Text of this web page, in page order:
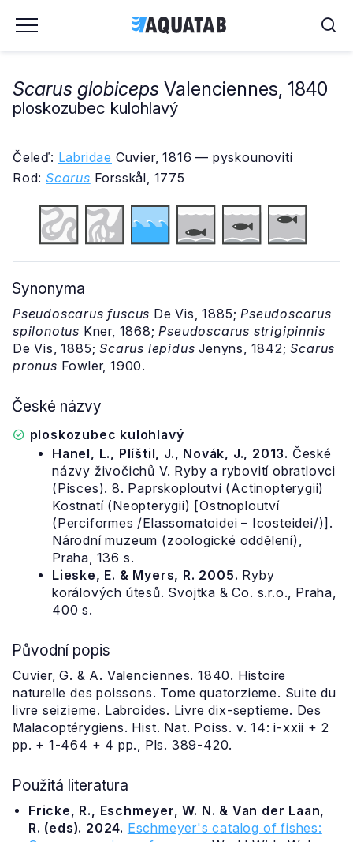
Scarus globiceps Valenciennes, 1840
ploskozubec kulohlavý
Čeleď: Labridae Cuvier, 1816 — pyskounovití
Rod: Scarus Forsskål, 1775
Synonyma
Pseudoscarus fuscus De Vis, 1885;Pseudoscarus
spilonotus Kner, 1868;Pseudoscarus strigipinnis
De Vis, 1885;Scarus lepidus Jenyns, 1842;Scarus
pronus Fowler, 1900.
České názvy
ploskozubec kulohlavý
Hanel, L., Plíštil, J., Novák, J., 2013. České
názvy živočichů V. Ryby a rybovití obratlovci
(Pisces). 8. Paprskoploutví (Actinopterygii)
Kostnatí (Neopterygii) [Ostnoploutví
(Perciformes /Elassomatoidei – Icosteidei/)].
Národní muzeum (zoologické oddělení),
Praha, 136 s.
Lieske, E. & Myers, R. 2005. Ryby
korálových útesů. Svojtka & Co. s.r.o., Praha,
400 s.
Původní popis
Cuvier, G. & A. Valenciennes. 1840. Histoire
naturelle des poissons. Tome quatorzieme. Suite du
livre seizieme. Labroides. Livre dix-septieme. Des
Malacoptérygiens. Hist. Nat. Poiss. v. 14: i-xxii + 2
pp. + 1-464 + 4 pp., Pls. 389-420.
Použitá literatura
Fricke, R., Eschmeyer, W. N. & Van der Laan,
R. (eds). 2024. Eschmeyer's catalog of fishes: